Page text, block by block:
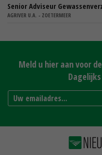
Senior Adviseur
AGRIVER U.A. - ZOETERMEER
Meld u hier aan voor